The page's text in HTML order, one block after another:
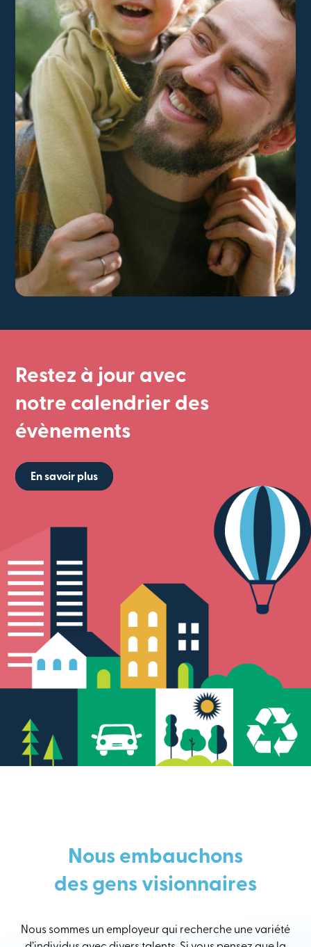
Restez à jour avec
notre calendrier des
évènements
En savoir plus
Nous embauchons
des gens visionnaires
Nous sommes un employeur qui recherche une variété